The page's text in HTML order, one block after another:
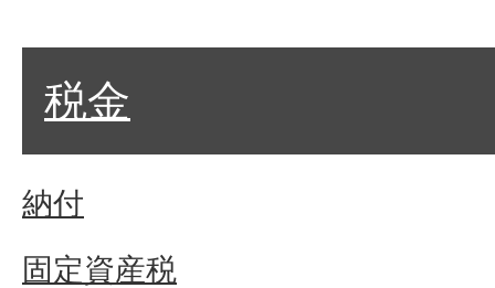
税金
納付
固定資産税